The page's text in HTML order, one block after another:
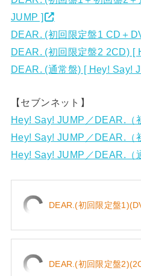
JUMP ]
DEAR. (初回限定盤1 CD＋
DEAR. (初回限定盤2 2CD) [
DEAR. (通常盤) [ Hey! Say!
【セブンネット】
Hey! Say! JUMP／DEAR.（
Hey! Say! JUMP／DEAR.（
Hey! Say! JUMP／DEAR.（
DEAR.(初回限定盤
DEAR.(初回限定盤